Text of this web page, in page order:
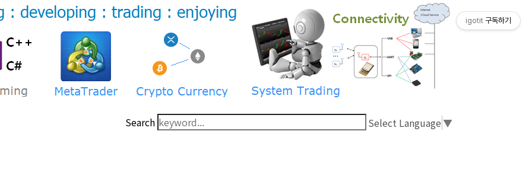
Search Select Language▼
igotit 구독하기